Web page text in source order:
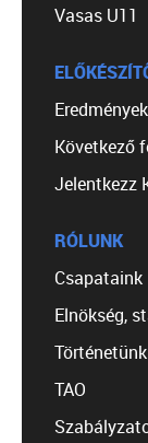
Vasas U11
Következő
Jelentkezz
RÓLUNK
Csapataink
Elnökség,
Történetünk
TAO